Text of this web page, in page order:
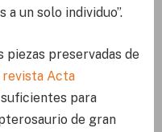
un solo individuo”.
piezas preservadas de
revista Acta
suficientes para
de gran